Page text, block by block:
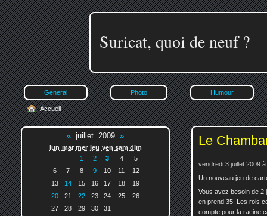
Suricat, quoi de neuf ?
General Photo Humour
Le
vendredi 3 juillet 2009
Un nouveau jeu de
Vous avez besoin de
en prend 35. Les rois
compte pour la racine
Accueil
« juillet 2009 »
lun mar mer jeu ven sam dim
1
2 3 4
5
6
7 8 9 10 11
12
13
14 15 16 17 18
19
20
21 22 23 24 25
26
27
28 29 30 31